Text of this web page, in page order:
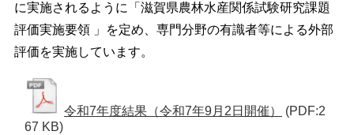
に実施されるように「滋賀県農林水産関係試験研究課題
評価実施要領 」を定め、専門分野の有識者等による外部
評価を実施しています。
令和7年度結果（令和7年9月2日開催）
(PDF:2
67 KB)